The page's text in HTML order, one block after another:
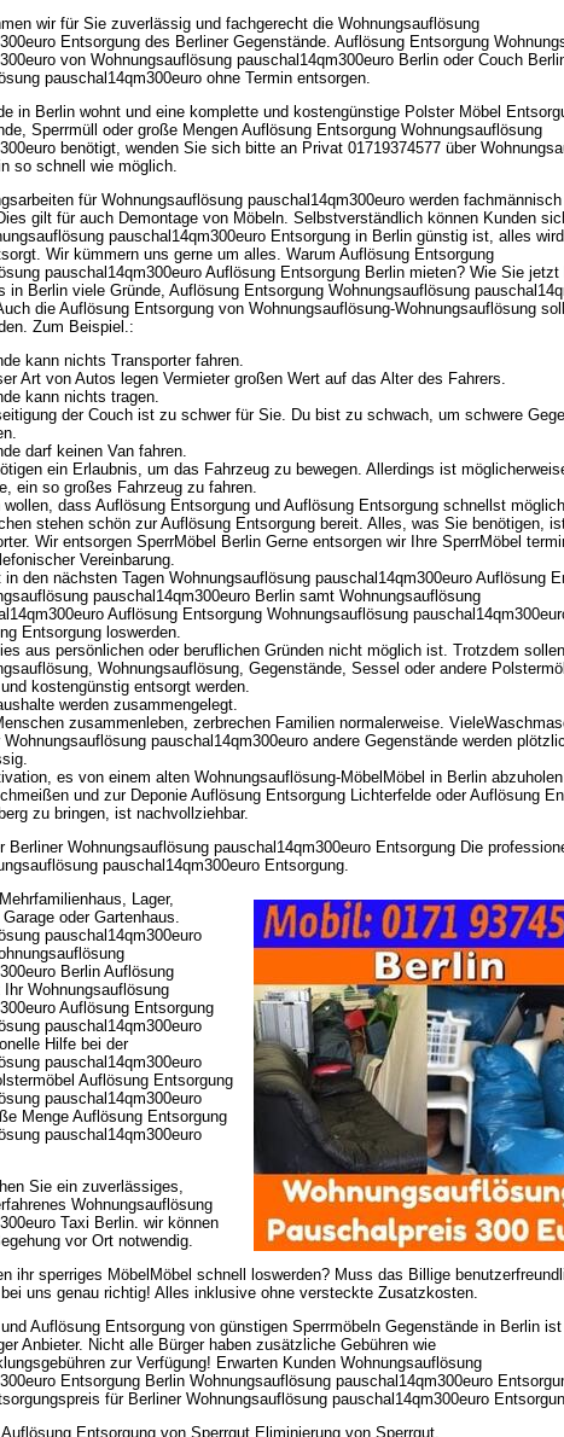
wir für Sie zuverlässig und fachgerecht die Wohnungsauflösung
Entsorgung des Berliner Gegenstände. Auflösung Entsorgung
von Wohnungsauflösung pauschal14qm300euro Berlin oder Couch
pauschal14qm300euro ohne Termin entsorgen.
in Berlin wohnt und eine komplette und kostengünstige Polster Möbel
Sperrmüll oder große Mengen Auflösung Entsorgung Wohnungsauflösung
benötigt, wenden Sie sich bitte an Privat 01719374577 über
so schnell wie möglich.
für Wohnungsauflösung pauschal14qm300euro werden fachmännisch
gilt für auch Demontage von Möbeln. Selbstverständlich können Kunden
pauschal14qm300euro Entsorgung in Berlin günstig ist, alles
Wir kümmern uns gerne um alles. Warum Auflösung Entsorgung
pauschal14qm300euro Auflösung Entsorgung Berlin mieten? Wie Sie jetzt
in Berlin viele Gründe, Auflösung Entsorgung Wohnungsauflösung
die Auflösung Entsorgung von Wohnungsauflösung-Wohnungsauflösung
Zum Beispiel.:
kann nichts Transporter fahren.
Art von Autos legen Vermieter großen Wert auf das Alter des Fahrers.
kann nichts tragen.
der Couch ist zu schwer für Sie. Du bist zu schwach, um schwere
darf keinen Van fahren.
ein Erlaubnis, um das Fahrzeug zu bewegen. Allerdings ist
ein so großes Fahrzeug zu fahren.
wollen, dass Auflösung Entsorgung und Auflösung Entsorgung schnellst
stehen schön zur Auflösung Entsorgung bereit. Alles, was Sie benötigen,
Wir entsorgen SperrMöbel Berlin Gerne entsorgen wir Ihre SperrMöbel
Vereinbarung.
in den nächsten Tagen Wohnungsauflösung pauschal14qm300euro Auflösung
pauschal14qm300euro Berlin samt Wohnungsauflösung
Auflösung Entsorgung Wohnungsauflösung
Entsorgung loswerden.
aus persönlichen oder beruflichen Gründen nicht möglich ist. Trotzdem sollen
Wohnungsauflösung, Gegenstände, Sessel oder andere
kostengünstig entsorgt werden.
werden zusammengelegt.
zusammenleben, zerbrechen Familien normalerweise.
Wohnungsauflösung pauschal14qm300euro andere Gegenstände werden
es von einem alten Wohnungsauflösung-MöbelMöbel in Berlin
und zur Deponie Auflösung Entsorgung Lichterfelde oder Auflösung
zu bringen, ist nachvollziehbar.
Berliner Wohnungsauflösung pauschal14qm300euro Entsorgung Die
pauschal14qm300euro Entsorgung.
Lager,
oder Gartenhaus.
pauschal14qm300euro
Berlin Auflösung
Wohnungsauflösung
Auflösung Entsorgung
pauschal14qm300euro
Hilfe bei der
pauschal14qm300euro
Auflösung Entsorgung
pauschal14qm300euro
Menge Auflösung Entsorgung
pauschal14qm300euro
Sie ein zuverlässiges,
Wohnungsauflösung
Taxi Berlin. wir können
vor Ort notwendig.
ihr sperriges MöbelMöbel schnell loswerden? Muss das Billige
uns genau richtig! Alles inklusive ohne versteckte Zusatzkosten.
Auflösung Entsorgung von günstigen Sperrmöbeln Gegenstände in Berlin
Anbieter. Nicht alle Bürger haben zusätzliche Gebühren wie
zur Verfügung! Erwarten Kunden Wohnungsauflösung
Entsorgung Berlin Wohnungsauflösung pauschal14qm300euro
für Berliner Wohnungsauflösung pauschal14qm300euro
Entsorgung von Sperrgut Eliminierung von Sperrgut.